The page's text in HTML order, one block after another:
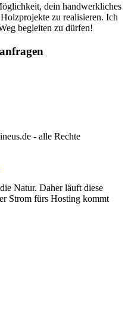
dein handwerkliches
zu realisieren. Ich
begleiten zu dürfen!
- alle Rechte
Natur. Daher läuft diese
Strom fürs Hosting kommt